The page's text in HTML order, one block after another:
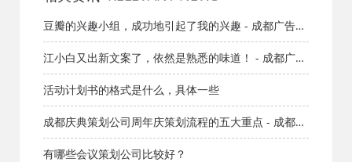
豆瓣的兴趣小组，成功地引起了我的兴趣 - 成都广告公
司
江小白又出新文案了，依然是熟悉的味道！ - 成都广告
公司
活动计划书的格式是什么，具体一些
成都庆典策划公司周年庆策划流程的五大重点 - 成都活
动策划公司
有哪些会议策划公司比较好？